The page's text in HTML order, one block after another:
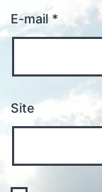
E-mail *
Site